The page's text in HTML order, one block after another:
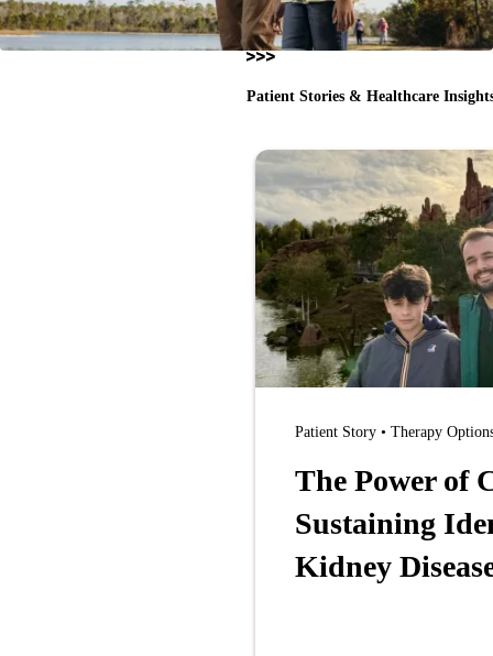
Patient Stories & Healthcare
Patient Story • Therapy
The Power of
Sustaining
Kidney